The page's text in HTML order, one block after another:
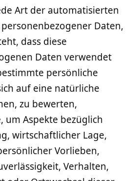
Art der automatisierten
Daten,
dass diese
Daten verwendet
persönliche
auf eine natürliche
zu bewerten,
um Aspekte bezüglich
wirtschaftlicher Lage,
Vorlieben,
Verhalten,